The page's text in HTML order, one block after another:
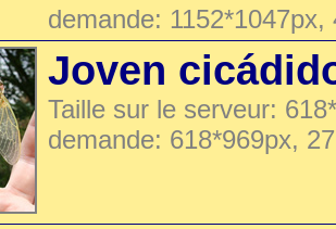
demande:
Joven
Taille sur le serveur:
demande: 618*969px,